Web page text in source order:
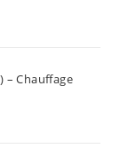
– Chauffage